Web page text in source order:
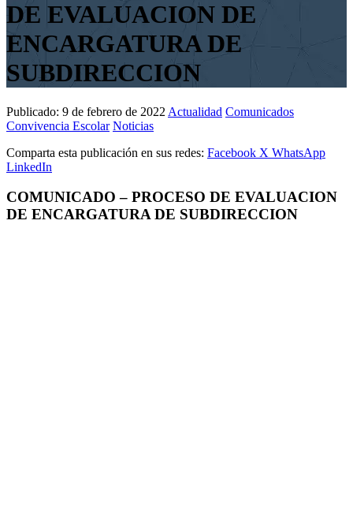
DE EVALUACION DE
ENCARGATURA DE
SUBDIRECCION
Publicado: 9 de febrero de 2022 Actualidad Comunicados
Convivencia Escolar Noticias
Comparta esta publicación en sus redes: Facebook X WhatsApp
LinkedIn
COMUNICADO – PROCESO DE EVALUACION
DE ENCARGATURA DE SUBDIRECCION